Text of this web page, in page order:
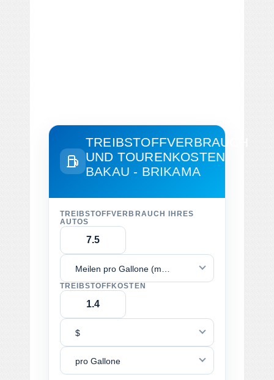
TREIBSTOFFVERBRAUCH
UND TOURENKOSTEN
BAKAU - BRIKAMA
TREIBSTOFFVERBRAUCH IHRES
AUTOS
TREIBSTOFFKOSTEN
$
pro Gallone